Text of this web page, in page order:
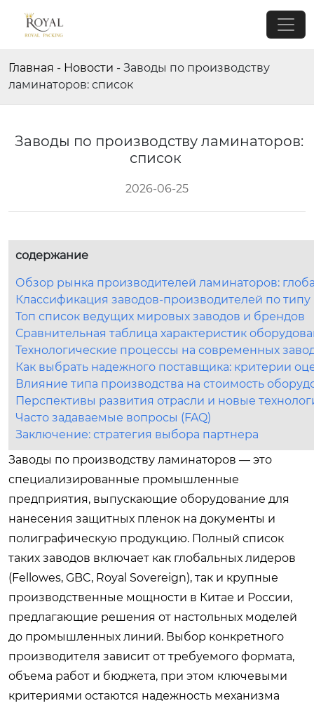
Главная - Новости - Заводы по производству
ламинаторов: список
Заводы по производству ламинаторов:
список
2026-06-25
содержание
Обзор рынка производителей ламинаторов:
Классификация заводов-производителей по
Топ список ведущих мировых заводов и брендов
Сравнительная таблица характеристик
Технологические процессы на современных
Как выбрать надежного поставщика: критерии
Влияние типа производства на стоимость
Перспективы развития отрасли и новые
Часто задаваемые вопросы (FAQ)
Заключение: стратегия выбора партнера
Заводы по производству ламинаторов — это
специализированные промышленные
предприятия, выпускающие оборудование для
нанесения защитных пленок на документы и
полиграфическую продукцию. Полный список
таких заводов включает как глобальных лидеров
(Fellowes, GBC, Royal Sovereign), так и крупные
производственные мощности в Китае и России,
предлагающие решения от настольных моделей
до промышленных линий. Выбор конкретного
производителя зависит от требуемого формата,
объема работ и бюджета, при этом ключевыми
критериями остаются надежность механизма